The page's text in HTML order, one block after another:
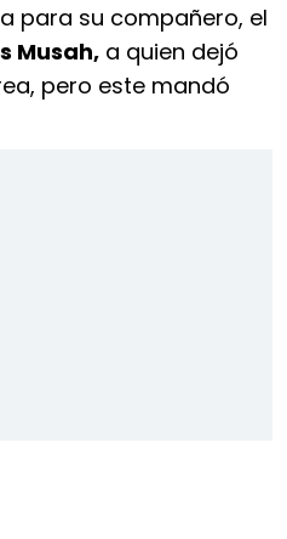
para su compañero, el
Musah, a quien dejó
pero este mandó